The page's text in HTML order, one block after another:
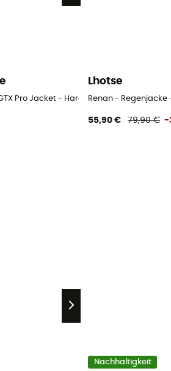
Pro Jacket - Hardshelljacke - Herren
Lhotse
Renan - Regenjacke
55,90 € 79,90 € -
Nachhaltigkeit